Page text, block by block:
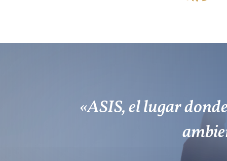
«ASIS, el lugar